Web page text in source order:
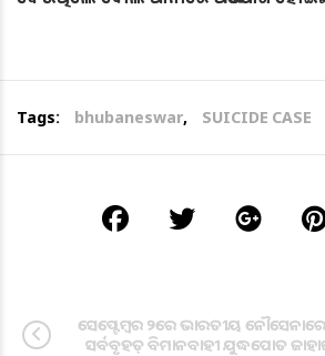
Tags: bhubaneswar, SUICIDE CASE
ସେପ୍ଟେମ୍ବର ୨ରେ ଭାରତୀୟ
ସର୍ବବୃହତ୍ ବିମାନବାହୀ ଯୁଦ୍ଧପୋତ